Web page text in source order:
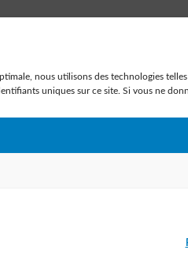
nous utilisons des technologies
uniques sur ce site. Si vous ne